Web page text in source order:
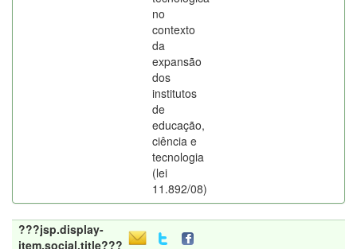
no
contexto
da
expansão
dos
institutos
de
educação,
ciência e
tecnologia
(lei
11.892/08)
???jsp.display-
item.social.title???